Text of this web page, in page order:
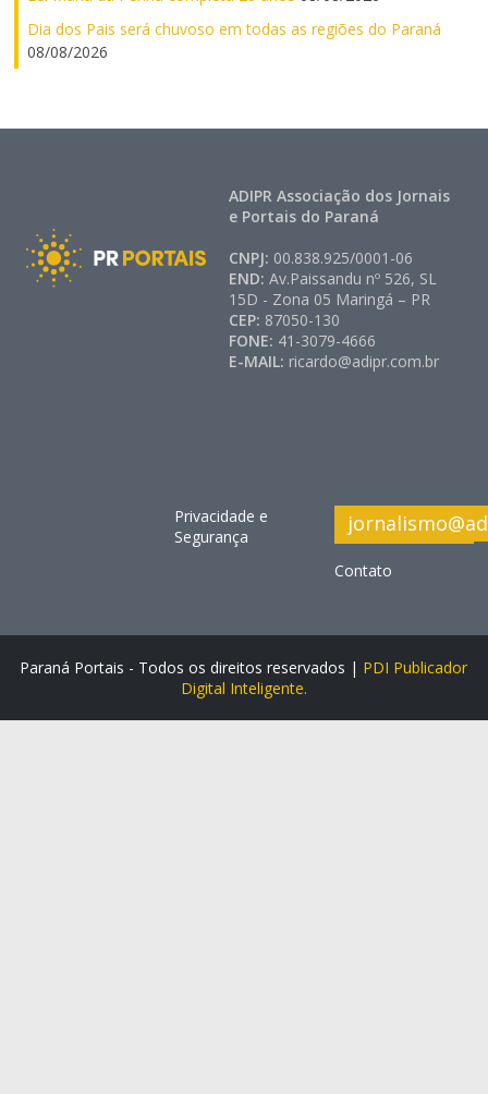
Dia dos Pais será chuvoso em todas as regiões do Paraná
08/08/2026
ADIPR Associação dos Jornais
e Portais do Paraná
CNPJ: 00.838.925/0001-06
END:Av.Paissandu nº 526, SL
15D - Zona 05 Maringá – PR
CEP: 87050-130
FONE: 41-3079-4666
E-MAIL: ricardo@adipr.com.br
Privacidade e
Segurança
Contato
Paraná Portais - Todos os direitos reservados | PDI Publicador
Digital Inteligente.